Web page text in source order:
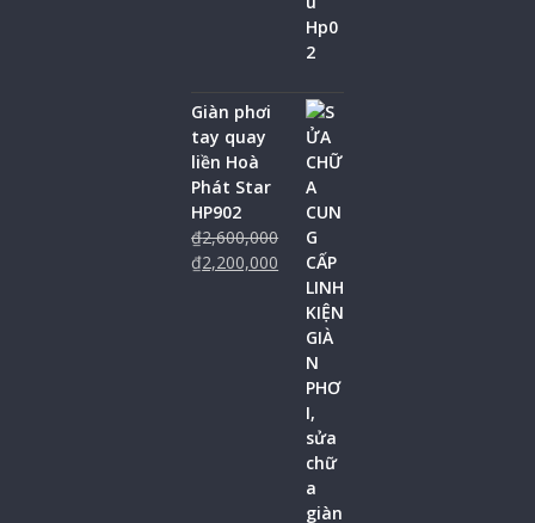
Giàn phơi
tay quay
liền Hoà
Phát Star
HP902
₫2,600,000
₫2,200,000